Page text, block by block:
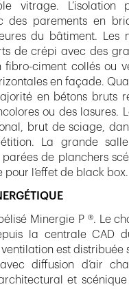
vitrage. L’isolation
des parements en
du bâtiment. Les
de crépi avec des
fibro-ciment collés ou
en façade.
en bétons bruts
ou des lasures.
brut de sciage,
La grande
de planchers
pour l’effet de black box.
Minergie P ®. Le
la centrale CAD
est distribuée
diffusion d’air
et scénique